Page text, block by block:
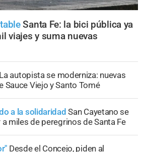
Santa Fe: la bici pública ya
viajes y suma nuevas
La autopista se moderniza: nuevas
Sauce Viejo y Santo Tomé
a la solidaridad San Cayetano se
miles de peregrinos de Santa Fe
Desde el Concejo, piden al